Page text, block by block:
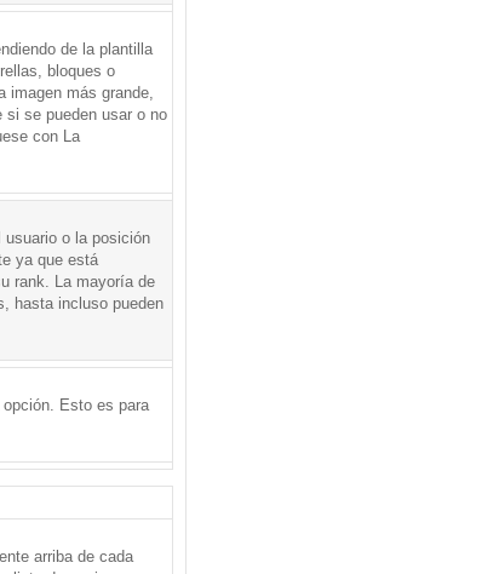
de la plantilla
bloques o
imagen más grande,
si se pueden usar o no
con La
usuario o la posición
ya que está
rank. La mayoría de
hasta incluso pueden
Esto es para
arriba de cada